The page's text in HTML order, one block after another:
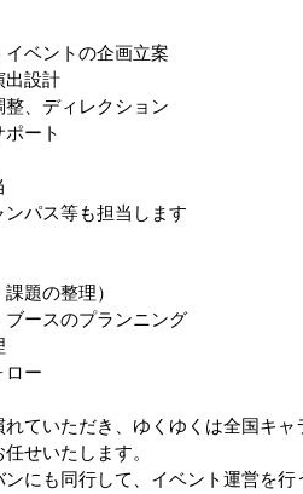
イベントの企画立案
出設計
整、ディレクション
ート
パス等も担当します
題の整理）
ブースのプランニング
ロー
ていただき、ゆくゆくは全国キャ
せいたします。
にも同行して、イベント運営を行